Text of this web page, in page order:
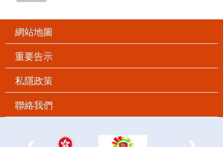
網站地圖
重要告示
私隱政策
聯絡我們